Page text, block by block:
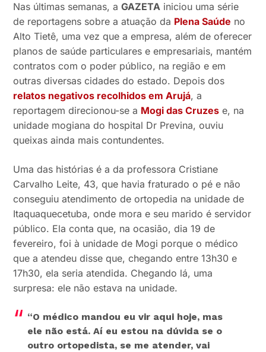
Nas últimas semanas, aGAZETA iniciou uma série
de reportagens sobre a atuação da Plena Saúde no
Alto Tietê, uma vez que a empresa, além de oferecer
planos de saúde particulares e empresariais, mantém
contratos com o poder público, na região e em
outras diversas cidades do estado. Depois dos
relatos negativos recolhidos em Arujá, a
reportagem direcionou-se a Mogi das Cruzes e, na
unidade mogiana do hospital Dr Previna, ouviu
queixas ainda mais contundentes.
Uma das histórias é a da professora Cristiane
Carvalho Leite, 43, que havia fraturado o pé e não
conseguiu atendimento de ortopedia na unidade de
Itaquaquecetuba, onde mora e seu marido é servidor
público. Ela conta que, na ocasião, dia 19 de
fevereiro, foi à unidade de Mogi porque o médico
que a atendeu disse que, chegando entre 13h30 e
17h30, ela seria atendida. Chegando lá, uma
surpresa: ele não estava na unidade.
“O médico mandou eu vir aqui hoje, mas
ele não está. Aí eu estou na dúvida se o
outro ortopedista, se me atender, vai